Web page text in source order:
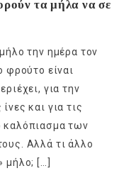
τα μήλα να σε
την ημέρα τον
φρούτο είναι
για την
και για τις
καλόπιασμα των
Αλλά τι άλλο
μήλο; […]